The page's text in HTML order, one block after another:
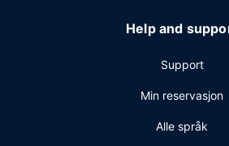
Help and
Support
Min reservasjon
Alle språk